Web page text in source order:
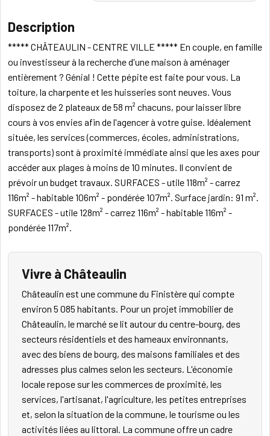
Description
***** CHÂTEAULIN - CENTRE VILLE ***** En couple, en famille
ou investisseur à la recherche d'une maison à aménager
entièrement ? Génial ! Cette pépite est faite pour vous. La
toiture, la charpente et les huisseries sont neuves. Vous
disposez de 2 plateaux de 58 m² chacuns, pour laisser libre
cours à vos envies afin de l'agencer à votre guise. Idéalement
située, les services (commerces, écoles, administrations,
transports) sont à proximité immédiate ainsi que les axes pour
accéder aux plages à moins de 10 minutes. Il convient de
prévoir un budget travaux. SURFACES - utile 118m² - carrez
116m² - habitable 106m² - pondérée 107m². Surface jardin: 91 m².
SURFACES - utile 128m² - carrez 116m² - habitable 116m² -
pondérée 117m².
Vivre à Châteaulin
Châteaulin est une commune du Finistère qui compte
environ 5 085 habitants. Pour un projet immobilier de
Châteaulin, le marché se lit autour du centre-bourg, des
secteurs résidentiels et des hameaux environnants,
avec des biens de bourg, des maisons familiales et des
adresses plus calmes selon les secteurs. L'économie
locale repose sur les commerces de proximité, les
services, l'artisanat, l'agriculture, les petites entreprises
et, selon la situation de la commune, le tourisme ou les
activités liées au littoral. La commune offre un cadre